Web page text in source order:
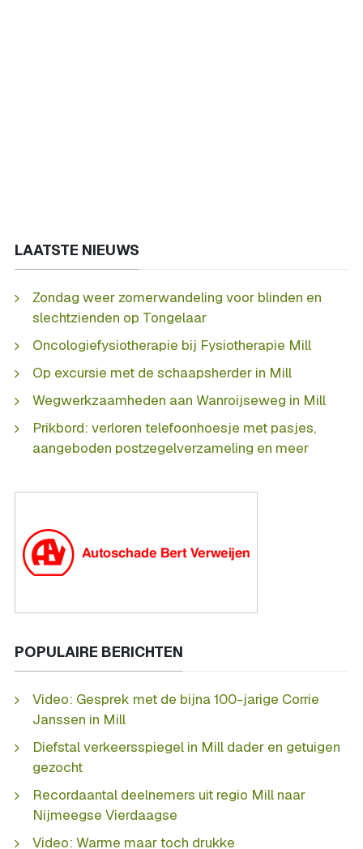
LAATSTE NIEUWS
Zondag weer zomerwandeling voor blinden en
slechtzienden op Tongelaar
Oncologiefysiotherapie bij Fysiotherapie Mill
Op excursie met de schaapsherder in Mill
Wegwerkzaamheden aan Wanroijseweg in Mill
Prikbord: verloren telefoonhoesje met pasjes,
aangeboden postzegelverzameling en meer
POPULAIRE BERICHTEN
Video: Gesprek met de bijna 100-jarige Corrie
Janssen in Mill
Diefstal verkeersspiegel in Mill dader en getuigen
gezocht
Recordaantal deelnemers uit regio Mill naar
Nijmeegse Vierdaagse
Video: Warme maar toch drukke